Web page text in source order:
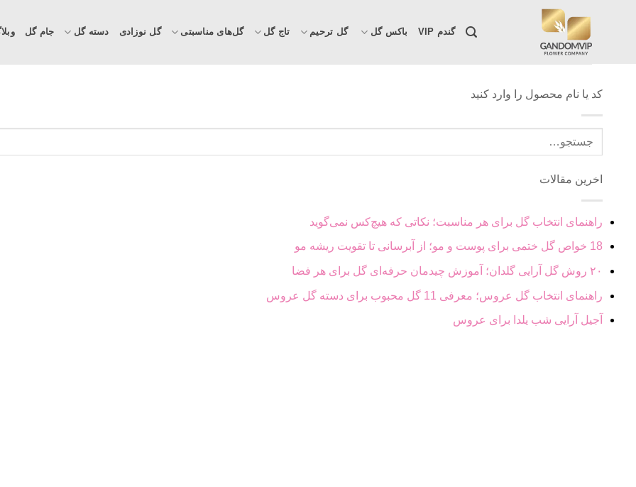
گندم VIP باکس گل گل ترحیم تاج گل گل‌های مناسبتی گل نوزادی دسته گل جام گل
کد یا نام محصول را وارد کنید
اخرین مقالات
راهنمای انتخاب گل برای هر مناسبت؛ نکاتی که هیچ‌کس نمی‌گوید
18 خواص گل ختمی برای پوست و مو؛ از آبرسانی تا تقویت ریشه مو
۲۰ روش گل آرایی گلدان؛ آموزش چیدمان حرفه‌ای گل برای هر فضا
راهنمای انتخاب گل عروس؛ معرفی 11 گل محبوب برای دسته گل عروس
آجیل آرایی شب یلدا برای عروس